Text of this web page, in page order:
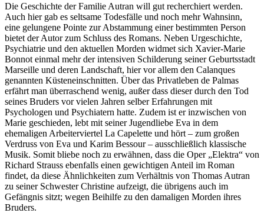
Die Geschichte der Familie Autran will gut recherchiert werden.
Auch hier gab es seltsame Todesfälle und noch mehr Wahnsinn,
eine gelungene Pointe zur Abstammung einer bestimmten Person
bietet der Autor zum Schluss des Romans. Neben Urgeschichte,
Psychiatrie und den aktuellen Morden widmet sich Xavier-Marie
Bonnot einmal mehr der intensiven Schilderung seiner Geburtsstadt
Marseille und deren Landschaft, hier vor allem den Calanques
genannten Küsteneinschnitten. Über das Privatleben de Palmas
erfährt man überraschend wenig, außer dass dieser durch den Tod
seines Bruders vor vielen Jahren selber Erfahrungen mit
Psychologen und Psychiatern hatte. Zudem ist er inzwischen von
Marie geschieden, lebt mit seiner Jugendliebe Eva in dem
ehemaligen Arbeiterviertel La Capelette und hört – zum großen
Verdruss von Eva und Karim Bessour – ausschließlich klassische
Musik. Somit bliebe noch zu erwähnen, dass die Oper „Elektra“ von
Richard Strauss ebenfalls einen gewichtigen Anteil im Roman
findet, da diese Ähnlichkeiten zum Verhältnis von Thomas Autran
zu seiner Schwester Christine aufzeigt, die übrigens auch im
Gefängnis sitzt; wegen Beihilfe zu den damaligen Morden ihres
Bruders.